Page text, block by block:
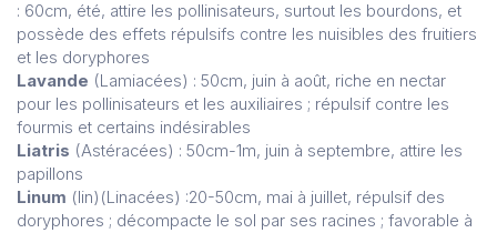
: 60cm, été, attire les pollinisateurs, surtout les bourdons, et
possède des effets répulsifs contre les nuisibles des fruitiers
et les doryphores
Lavande (Lamiacées) : 50cm, juin à août, riche en nectar
pour les pollinisateurs et les auxiliaires ; répulsif contre les
fourmis et certains indésirables
Liatris (Astéracées) : 50cm-1m, juin à septembre, attire les
papillons
Linum (lin)(Linacées) :20-50cm, mai à juillet, répulsif des
doryphores ; décompacte le sol par ses racines ; favorable à